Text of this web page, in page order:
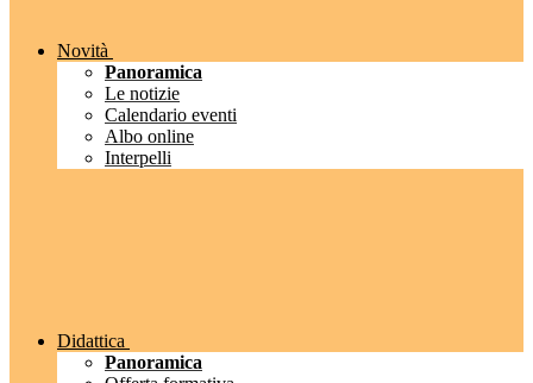
Novità
Panoramica
Le notizie
Calendario eventi
Albo online
Interpelli
Didattica
Panoramica